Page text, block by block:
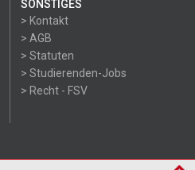
SONSTIGES
> Kontakt
> AGB
> Statuten
> Studierenden-Jobs
> Recht - FSV